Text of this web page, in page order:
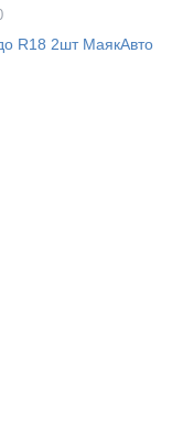
R18 2шт МаякАвто